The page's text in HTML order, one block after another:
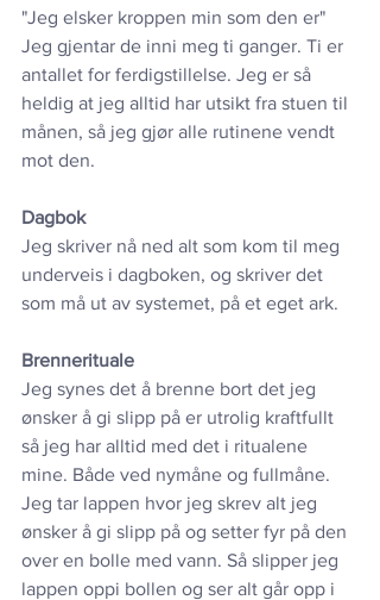
"Jeg elsker kroppen min som den er"
Jeg gjentar de inni meg ti ganger. Ti er
antallet for ferdigstillelse. Jeg er så
heldig at jeg alltid har utsikt fra stuen til
månen, så jeg gjør alle rutinene vendt
mot den.
Dagbok
Jeg skriver nå ned alt som kom til meg
underveis i dagboken, og skriver det
som må ut av systemet, på et eget ark.
Brennerituale
Jeg synes det å brenne bort det jeg
ønsker å gi slipp på er utrolig kraftfullt
så jeg har alltid med det i ritualene
mine. Både ved nymåne og fullmåne.
Jeg tar lappen hvor jeg skrev alt jeg
ønsker å gi slipp på og setter fyr på den
over en bolle med vann. Så slipper jeg
lappen oppi bollen og ser alt går opp i